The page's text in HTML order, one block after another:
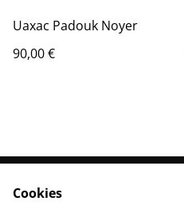
Uaxac Padouk Noyer
90,00 €
Cookies